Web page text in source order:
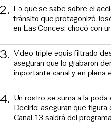
2. Lo que se sabe sobre el
tránsito que protagonizó
en Las Condes: chocó con
3. Video triple equis filtrado
aseguran que lo grabaron
importante canal y en plena
4. Un rostro se suma a la poda
Decirlo: aseguran que figura
Canal 13 saldrá del programa